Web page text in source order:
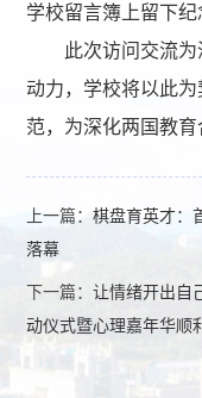
学校留言簿上留下纪
此次访问交流
动力，学校将以此
范，为深化两国教育
上一篇：棋盘育英才：
落幕
下一篇：让情绪开出自
动仪式暨心理嘉年华顺